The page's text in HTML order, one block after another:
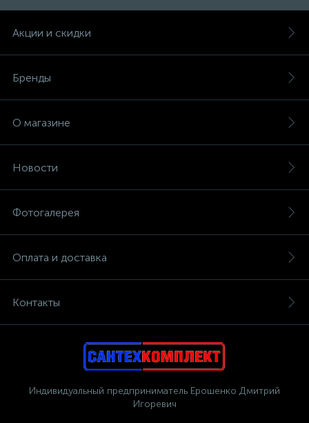
Акции и скидки
Бренды
О магазине
Новости
Фотогалерея
Оплата и доставка
Контакты
Индивидуальный предприниматель Ерошенко Дмитрий
Игоревич